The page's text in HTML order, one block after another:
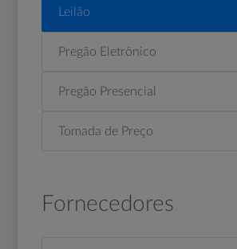
Leilão
Pregão Eletrônico
Pregão Presencial
Tomada de Preço
Fornecedores